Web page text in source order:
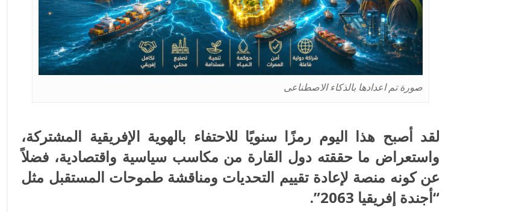
صورة تم اعدادها بالذكاء الاصطناعى
لقد أصبح هذا اليوم رمزًا سنويًا للاحتفاء بالهوية الإفريقية المشتركة،
واستعراض ما حققته دول القارة من مكاسب سياسية واقتصادية، فضلاً
عن كونه منصة لإعادة تقييم التحديات ومناقشة طموحات المستقبل مثل
“أجندة إفريقيا 2063”.